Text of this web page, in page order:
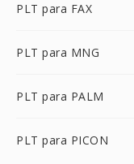
PLT para FAX
PLT para MNG
PLT para PALM
PLT para PICON